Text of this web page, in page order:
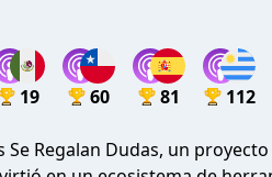
19 60 81 112
Regalan Dudas, un